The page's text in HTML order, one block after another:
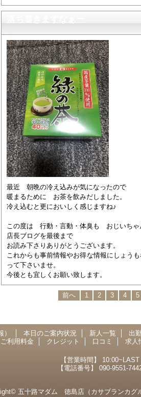
最近 朝晩の冷え込みが気になったので
暖まるために お茶を飲みだしました。
冷え込むと更においしく感じますね♪
この度は 行動・言動・体臭も おじいちゃ
店長ブログを最後まで
お読み下さりありがとうございます。
これからも事前情報やお得な情報にしょう
って下さいませ。
今後とも宜しくお願い致します。
前へ 1 2 3 4 5
本日のご案内状況 新人一覧 出
ご利用料金 クレジット 口コミ 求人
【営業時間】 10:00~LAST
【電話番号】 090-9551-
五十路マダム 徳島店（カサブランカグ